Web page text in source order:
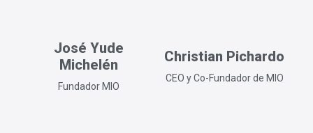
José Yude
Michelén
Fundador MIO
Christian Pichardo
CEO y Co-Fundador de MIO